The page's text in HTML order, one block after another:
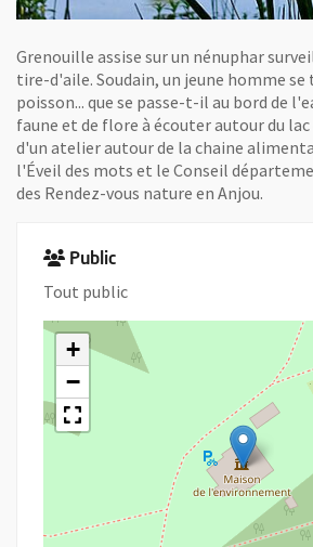
Grenouille assise sur un nénuphar
tire-d'aile. Soudain, un jeune homme
poisson... que se passe-t-il au bord de
faune et de flore à écouter autour du lac
d'un atelier autour de la chaine
l'Éveil des mots et le Conseil
des Rendez-vous nature en Anjou.
Public
Tout public
+
−